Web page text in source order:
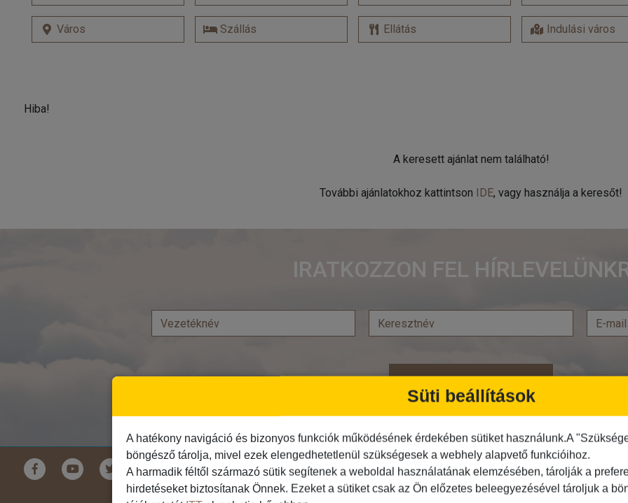
Hiba!
A keresett ajánlat nem található!
További ajánlatokhoz kattintson IDE, vagy használja a keresőt!
IRATKOZZON FEL
Feliratkozás
Földrészek
Ausztrália
Közlekedés
Busszal
Programtípus
1 napos utak
Süti beállítások
A hatékony navigáció és bizonyos funkciók működésének érdekében sütiket használunk.A
böngésző tárolja, mivel ezek elengedhetetlenül szükségesek a webhely alapvető funkcióihoz.
A harmadik féltől származó sütik segítenek a weboldal használatának elemzésében, tárolják a
hirdetéseket biztosítanak Önnek. Ezeket a sütiket csak az Ön előzetes beleegyezésével tároljuk a